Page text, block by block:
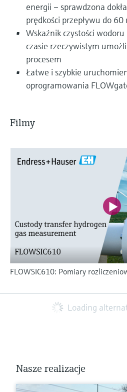
energii – sprawdzona
prędkości przepływu do
Wskaźnik czystości
czasie rzeczywistym
procesem
Łatwe i szybkie
oprogramowania
Filmy
FLOWSIC610: Pomiary
Loading
Nasze realizacje